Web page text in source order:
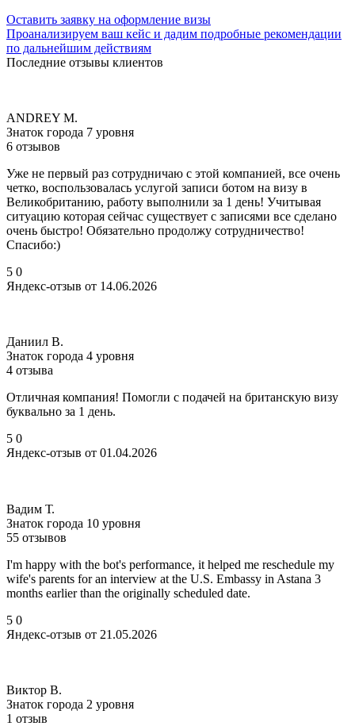
Оставить заявку на оформление визы
Проанализируем ваш кейс и дадим подробные рекомендации
по дальнейшим действиям
Последние отзывы клиентов
ANDREY M.
Знаток города 7 уровня
6 отзывов
Уже не первый раз сотрудничаю с этой компанией, все очень
четко, воспользовалась услугой записи ботом на визу в
Великобританию, работу выполнили за 1 день! Учитывая
ситуацию которая сейчас существует с записями все сделано
очень быстро! Обязательно продолжу сотрудничество!
Спасибо:)
5 0
Яндекс-отзыв от 14.06.2026
Даниил В.
Знаток города 4 уровня
4 отзыва
Отличная компания! Помогли с подачей на британскую визу
буквально за 1 день.
5 0
Яндекс-отзыв от 01.04.2026
Вадим Т.
Знаток города 10 уровня
55 отзывов
I'm happy with the bot's performance, it helped me reschedule my
wife's parents for an interview at the U.S. Embassy in Astana 3
months earlier than the originally scheduled date.
5 0
Яндекс-отзыв от 21.05.2026
Виктор В.
Знаток города 2 уровня
1 отзыв